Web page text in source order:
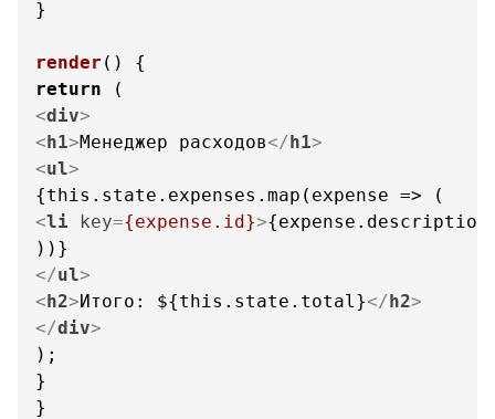
}
render (
return
<div>
<h1>Менеджер расходов</h1>
<ul>
<li key={expense.id}>
</ul>
<h2>Итого: ${this.state.total}</h2>
</div>
);
}
}